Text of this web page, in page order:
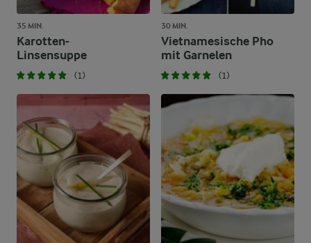
35 MIN.
Karotten-
Linsensuppe
(1)
30 MIN.
Vietnamesische Pho
mit Garnelen
(1)